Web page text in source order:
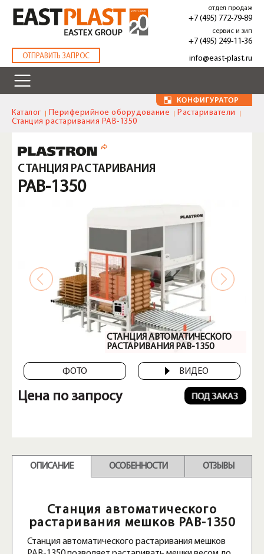
основному
содержанию
ОТПРАВИТЬ ЗАПРОС
отдел продаж
+7 (495) 772-79-89
сервис и зип
+7 (495) 249-11-36
info@east-plast.ru
Каталог Периферийное оборудование
Растариватели
Станция растаривания PAB-1350
СТАНЦИЯ РАСТАРИВАНИЯ
PAB-1350
СТАНЦИЯ АВТОМАТИЧЕСКОГО
РАСТАРИВАНИЯ PAB-1350
ФОТО ВИДЕО
Цена по запросу
ОПИСАНИЕ ОСОБЕННОСТИ ОТЗЫВЫ
Станция автоматического
растаривания мешков PAB-1350
Станция автоматического растаривания мешков